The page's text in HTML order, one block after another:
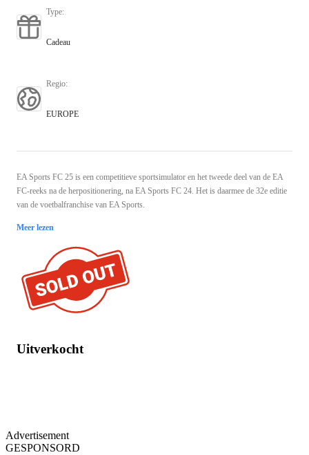
Type:
Cadeau
Regio:
EUROPE
EA Sports FC 25 is een competitieve sportsimulator en het tweede deel van de EA
FC-reeks na de herpositionering, na EA Sports FC 24. Het is daarmee de 32e editie
van de voetbalfranchise van EA Sports.
Meer lezen
Uitverkocht
Advertisement
GESPONSORD